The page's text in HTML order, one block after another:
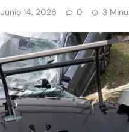
Junio 14, 2026 0 3